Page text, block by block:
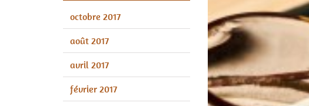
octobre 2017
août 2017
avril 2017
février 2017